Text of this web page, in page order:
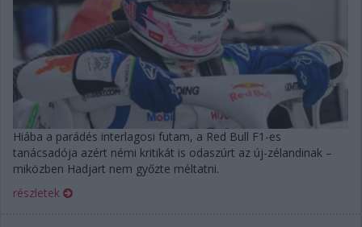
Hiába a parádés interlagosi futam, a Red Bull F1-es
tanácsadója azért némi kritikát is odaszúrt az új-zélandinak –
miközben Hadjart nem győzte méltatni.
részletek